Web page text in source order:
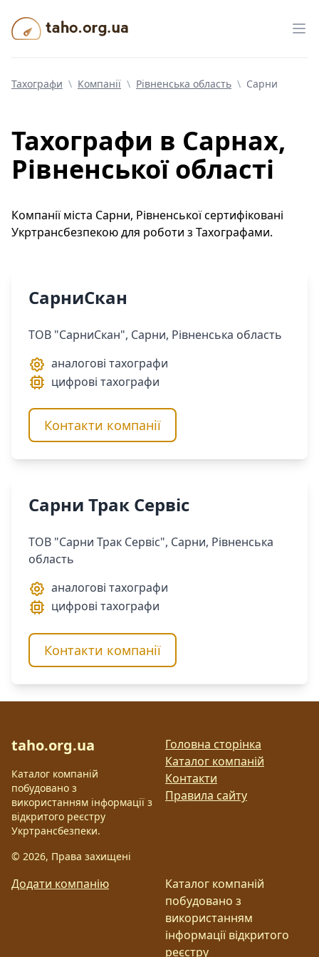
Taho.org.ua
Тахографи \ Компанії \ Рівненська область \ Сарни
Тахографи в Сарнах,
Рівненської області
Компаніїміста Сарни, Рівненськоїсертифіковані
Укртрансбезпекою для роботи з Тахографами.
СарниСкан
ТОВ "СарниСкан", Сарни, Рівненська область
аналогові тахографи
цифрові тахографи
Контакти компанії
Сарни Трак Сервіс
ТОВ "Сарни Трак Сервіс", Сарни, Рівненська
область
аналогові тахографи
цифрові тахографи
Контакти компанії
taho.org.ua
Каталог компаній
побудовано з
використанням інформації з
відкритого реєстру
Укртрансбезпеки.
© 2026, Права захищені
Головна сторінка
Каталог компаній
Контакти
Правила сайту
Додати компанію
Каталог компаній
побудовано з
використанням
інформації відкритого
реєстру